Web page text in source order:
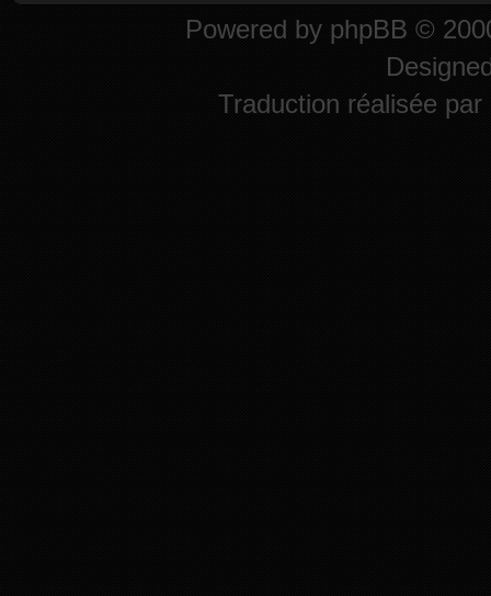
Powered by phpBB ©
Traduction réalisée par